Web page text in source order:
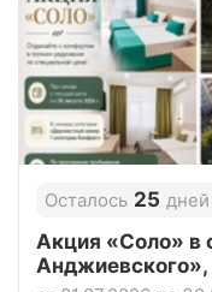
Отзывы
Отель «Алеан
Цена в сутки
Отзывы
Осталось 25 дней
Акция «Соло» в
Анджиевского»,